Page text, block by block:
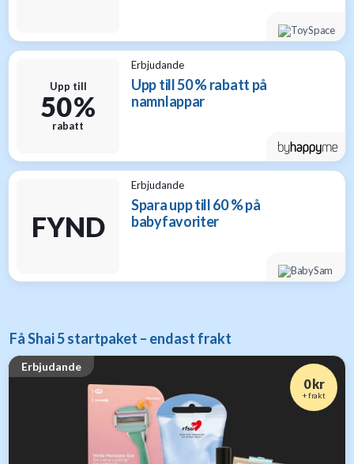
Upp till
50 %
rabatt
Erbjudande
Upp till 50 % rabatt på
namnlappar
FYND
Erbjudande
Spara upp till 60 % på
babyfavoriter
Få Shai 5 startpaket – endast frakt
Erbjudande
0 kr
+ frakt